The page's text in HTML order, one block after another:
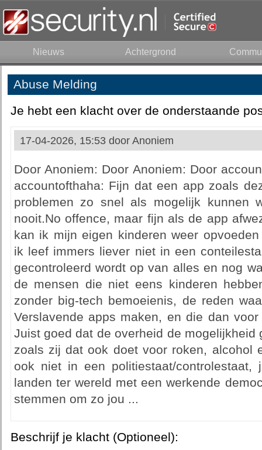
Nieuws Achtergrond
Abuse Melding
Je hebt een klacht over de onderstaande
17-04-2026, 15:53 door Anoniem
Door Anoniem: Door Anoniem: Door
accountofthaha: Fijn dat een app zoals
problemen zo snel als mogelijk kunnen
nooit.No offence, maar fijn als de app
kan ik mijn eigen kinderen weer
ik leef immers liever niet in een
gecontroleerd wordt op van alles en nog
de mensen die niet eens kinderen
zonder big-tech bemoeienis, de reden
Verslavende apps maken, en die dan
Juist goed dat de overheid de mogelijkheid
zoals zij dat ook doet voor roken, alcohol
ook niet in een politiestaat/
landen ter wereld met een werkende
stemmen om zo jou ...
Beschrijf je klacht (Optioneel):